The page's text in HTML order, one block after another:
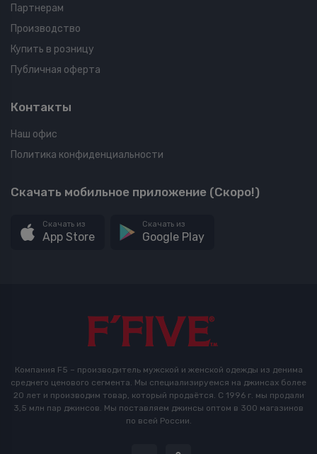
Партнерам
Производство
Купить в розницу
Публичная оферта
Контакты
Наш офис
Политика конфиденциальности
Скачать мобильное приложение (Скоро!)
Скачать из
App Store
Скачать из
Google Play
Компания F5 – производитель мужской и женской одежды из денима
среднего ценового сегмента. Мы специализируемся на джинсах более
20 лет и производим товар, который продаётся. С 1996 г. мы продали
3,5 млн пар джинсов. Мы поставляем джинсы оптом в 300 магазинов
по всей России.